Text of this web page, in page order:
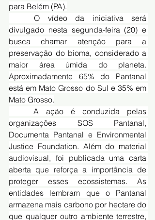
para Belém (PA).
	O vídeo da iniciativa será
divulgado nesta segunda-feira (20) e
busca chamar atenção para a
preservação do bioma, considerado a
maior área úmida do planeta.
Aproximadamente 65% do Pantanal
está em Mato Grosso do Sul e 35% em
Mato Grosso.
organizações SOS Pantanal,
Documenta Pantanal e Environmental
Justice Foundation. Além do material
audiovisual, foi publicada uma carta
aberta que reforça a importância de
proteger esses ecossistemas. As
entidades lembram que o Pantanal
armazena mais carbono por hectare do
que qualquer outro ambiente terrestre,